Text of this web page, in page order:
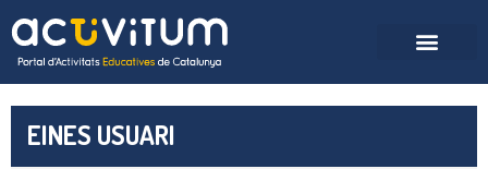
EINES USUARI